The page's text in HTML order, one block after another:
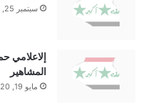
سبتمبر 25, 2021
إلاعلامي
المشاهير
مايو 19, 2020